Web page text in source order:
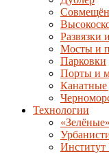
Развязки
Мосты и
Парковки
Порты и
Канатные
Технологии
Институт